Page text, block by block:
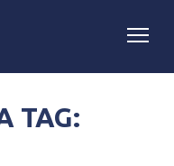
TAG: